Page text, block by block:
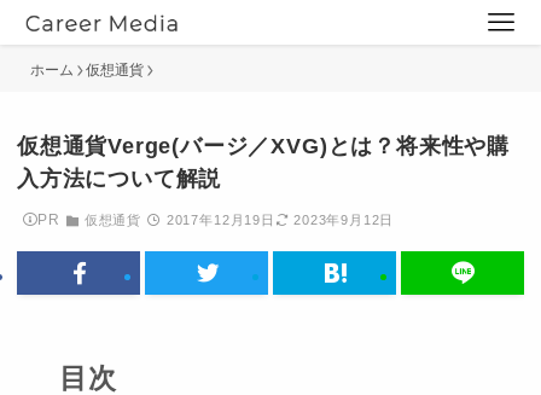
ホーム 仮想通貨
仮想通貨Verge(バージ／XVG)とは？将来性や購
入方法について解説
PR 仮想通貨 2017年12月19日 2023年9月12日
目次